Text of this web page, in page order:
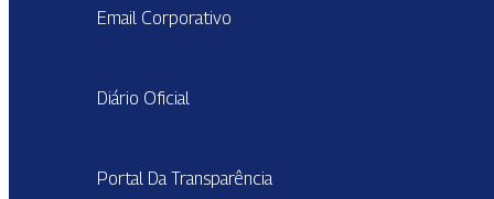
Email Corporativo
Diário Oficial
Portal Da Transparência